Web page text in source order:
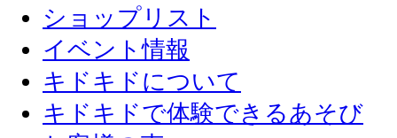
ショップリスト
イベント情報
キドキドについて
キドキドで体験できるあそび